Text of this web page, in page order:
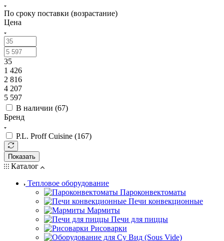
По сроку поставки (возрастание)
Цена
35
1 426
2 816
4 207
5 597
В наличии (67)
Бренд
P.L. Proff Cuisine (167)
Показать
Каталог
Тепловое оборудование
Пароконвектоматы
Печи конвекционные
Мармиты
Печи для пиццы
Рисоварки